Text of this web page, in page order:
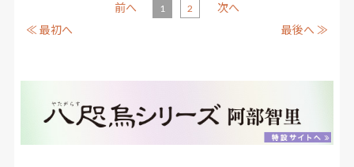
≪ 最初へ
前へ 1 2
次へ
最後へ ≫